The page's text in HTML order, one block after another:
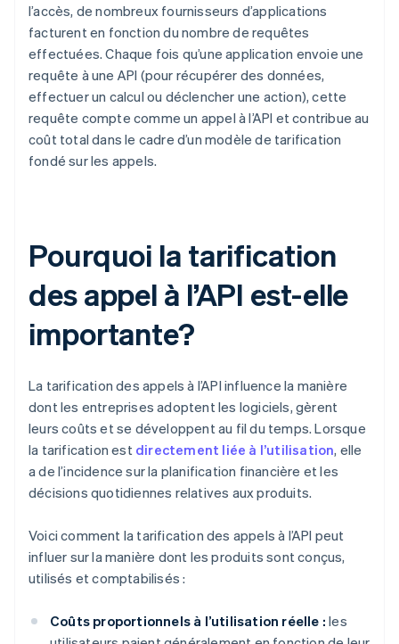
l’accès, de nombreux fournisseurs d’applications
facturent en fonction du nombre de requêtes
effectuées. Chaque fois qu’une application envoie une
requête à une API (pour récupérer des données,
effectuer un calcul ou déclencher une action), cette
requête compte comme un appel à l’API et contribue au
coût total dans le cadre d’un modèle de tarification
fondé sur les appels.
Pourquoi la tarification
des appel à l’API est-elle
importante?
La tarification des appels à l’API influence la manière
dont les entreprises adoptent les logiciels, gèrent
leurs coûts et se développent au fil du temps. Lorsque
la tarification est directement liée à l’utilisation, elle
a de l’incidence sur la planification financière et les
décisions quotidiennes relatives aux produits.
Voici comment la tarification des appels à l’API peut
influer sur la manière dont les produits sont conçus,
utilisés et comptabilisés :
Coûts proportionnels à l’utilisation réelle : les